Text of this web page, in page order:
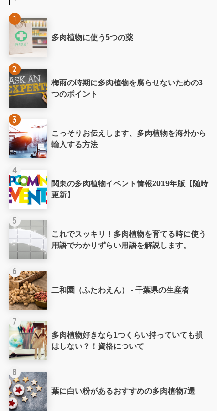
1
多肉植物に使う5つの薬
2
梅雨の時期に多肉植物を腐らせないための3
つのポイント
3
こっそりお伝えします、多肉植物を海外から
輸入する方法
4
関東の多肉植物イベント情報2019年版【随時
更新】
5
これでスッキリ！多肉植物を育てる時に使う
用語でわかりずらい用語を解説します。
6
二和園（ふたわえん） - 千葉県の生産者
7
多肉植物好きなら1つくらい持っていても損
はしない？！資格について
8
葉に白い粉があるおすすめの多肉植物7選